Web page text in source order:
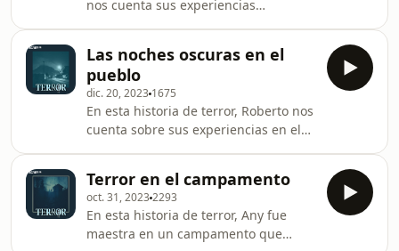
visítame en TerrorHistoriasReales.com
nos cuenta sus experiencias
explicación. Cuentanos tu historia
escribiendome a
terrorhistoriasreales@gmail.com o
haciendo clic aquí:
https://terrorhistoriasreales.com/contarEncuentra
a Edwin en TikTok e Instagram cómo
@edwincov
Las noches oscuras en el
pueblo
dic. 20, 2023 1675
En esta historia de terror, Roberto nos
cuenta sobre sus experiencias en el
un lamento en la noche, seguido por
luces extrañas en el cielo. Cuéntanos
tu historia en
TerrorHistoriasReales.com
Terror en el campamento
oct. 31, 20232293
En esta historia de terror, Any fue
maestra en un campamento que